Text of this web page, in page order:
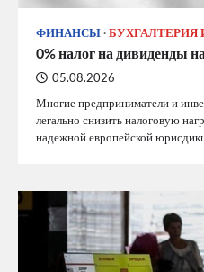
ФИНАНСЫ БУХГАЛТЕРИЯ
0% налог на дивиденды
05.08.2026
Многие предприниматели и
легально снизить налоговую
надежной европейской